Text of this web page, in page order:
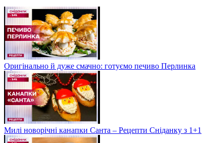
Оригінально й дуже смачно: готуємо печиво Перлинка
Милі новорічні канапки Санта – Рецепти Сніданку з 1+1